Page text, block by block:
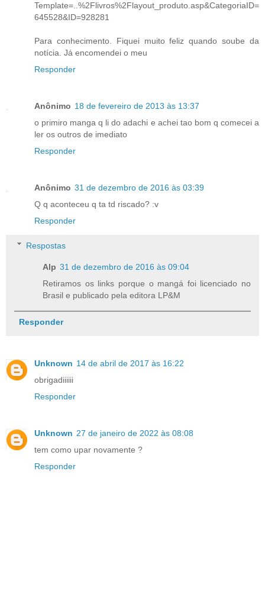
Template=..%2Flivros%2Flayout_produto.asp&CategoriaID=
645528&ID=928281
Para conhecimento. Fiquei muito feliz quando soube da
notícia. Já encomendei o meu
Responder
Anônimo 18 de fevereiro de 2013 às 13:37
o primiro manga q li do adachi e achei tao bom q comecei a
ler os outros de imediato
Responder
Anônimo 31 de dezembro de 2016 às 03:39
Q q aconteceu q ta td riscado? :v
Responder
Respostas
Alp 31 de dezembro de 2016 às 09:04
Retiramos os links porque o mangá foi licenciado no
Brasil e publicado pela editora LP&M
Responder
Unknown 14 de abril de 2017 às 16:22
obrigadiiiiii
Responder
Unknown 27 de janeiro de 2022 às 08:08
tem como upar novamente ?
Responder